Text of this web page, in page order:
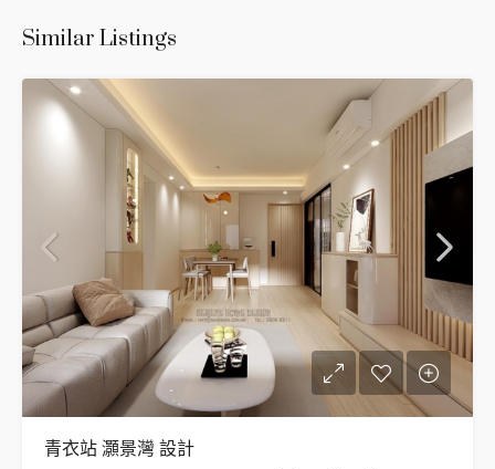
Similar Listings
青衣站 灝景灣 設計